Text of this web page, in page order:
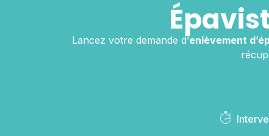
Lancez votre demande d’enlèvement